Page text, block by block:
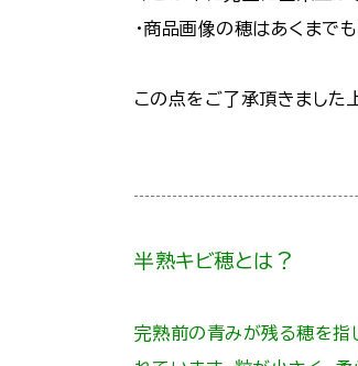
・商品画像の穂はあくまで
この点をご了承頂きました
半熟キビ穂とは？
完熟前の青みが残る穂を指